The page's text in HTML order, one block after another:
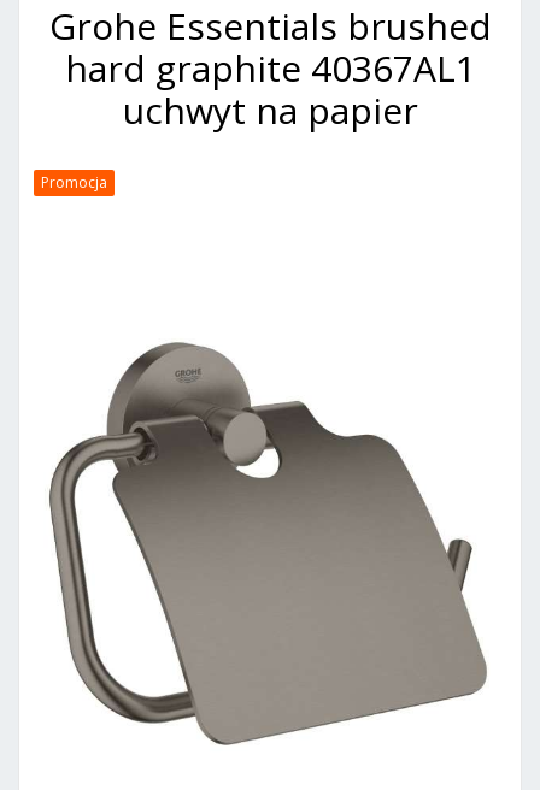
Grohe Essentials brushed
hard graphite 40367AL1
uchwyt na papier
Promocja